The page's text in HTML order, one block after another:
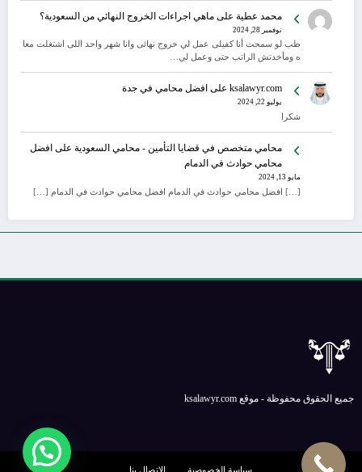
محمد عطية على ماهي اجراءات الخروج النهائي من السعودية؟
نوفمبر 28, 2024
طب لو سمحت أنا كفيلى عمل لي خروج نهائى وانا شهر واحد اللى اشتغلت معا
ه ومأخدتش الراتب حتى وعمل لي…
ksalawyr.com على افضل محامي في جدة
يوليو 22, 2024
شكرا
محامي متخصص في قضايا التأمين - محامي السعودية على افضل
محامي حوادث في الدمام
مايو 13, 2024
[…] افضل محامي حوادث في الدمام افضل محامي حوادث في الدمام […]
جميع الحقوق محفوظة - موقع ksalawyr.com
سياسة الخصوصية الإتصال بنا